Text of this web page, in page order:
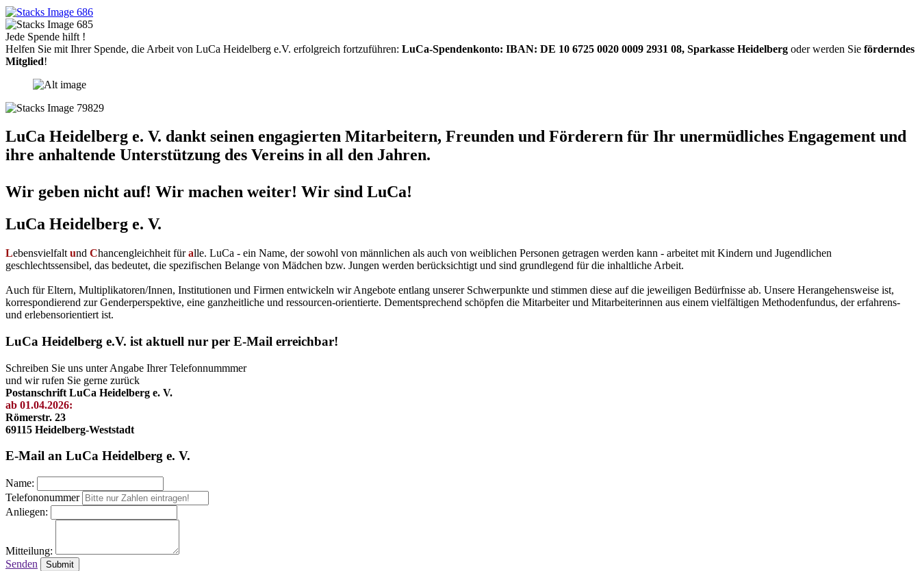
Jede Spende hilft !
Helfen Sie mit Ihrer Spende, die Arbeit von LuCa Heidelberg e.V. erfolgreich fortzuführen: LuCa-Spendenkonto: IBAN: DE 10 6725 0020 0009 2931 08, Sparkasse Heidelberg oder werden Sie förderndes
Mitglied!
LuCa Heidelberg e. V. dankt seinen engagierten Mitarbeitern, Freunden und Förderern für Ihr unermüdliches Engagement und
ihre anhaltende Unterstützung des Vereins in all den Jahren.
Wir geben nicht auf! Wir machen weiter! Wir sind LuCa!
LuCa Heidelberg e. V.
Lebensvielfalt und Chancengleichheit füralle. LuCa - ein Name, der sowohl von männlichen als auch von weiblichen Personen getragen werden kann - arbeitet mit Kindern und Jugendlichen
geschlechtssensibel, das bedeutet, die spezifischen Belange von Mädchen bzw. Jungen werden berücksichtigt und sind grundlegend für die inhaltliche Arbeit.
Auch für Eltern, Multiplikatoren/Innen, Institutionen und Firmen entwickeln wir Angebote entlang unserer Schwerpunkte und stimmen diese auf die jeweiligen Bedürfnisse ab. Unsere Herangehensweise ist,
korrespondierend zur Genderperspektive, eine ganzheitliche und ressourcen-orientierte. Dementsprechend schöpfen die Mitarbeiter und Mitarbeiterinnen aus einem vielfältigen Methodenfundus, der erfahrens-
und erlebensorientiert ist.
LuCa Heidelberg e.V. ist aktuell nur per E-Mail erreichbar!
Schreiben Sie uns unter Angabe Ihrer Telefonnummmer
und wir rufen Sie gerne zurück
Postanschrift LuCa Heidelberg e. V.
ab 01.04.2026:
Römerstr. 23
69115 Heidelberg-Weststadt
E-Mail an LuCa Heidelberg e. V.
Name:
Telefononummer
Anliegen:
Mitteilung:
Senden